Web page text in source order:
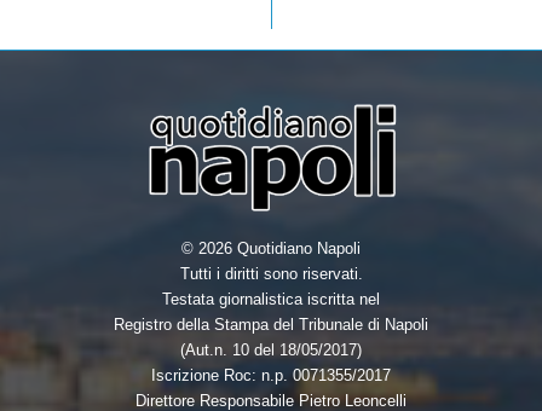
© 2026 Quotidiano Napoli
Tutti i diritti sono riservati.
Testata giornalistica iscritta nel
Registro della Stampa del Tribunale di Napoli
(Aut.n. 10 del 18/05/2017)
Iscrizione Roc: n.p. 0071355/2017
Direttore Responsabile Pietro Leoncelli